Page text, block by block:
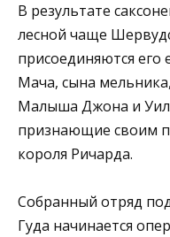
В результате
лесной чаще
присоединяются
Мача, сына
Малыша Джона и
признающие своим
короля Ричарда.
Собранный отряд
Гуда начинается